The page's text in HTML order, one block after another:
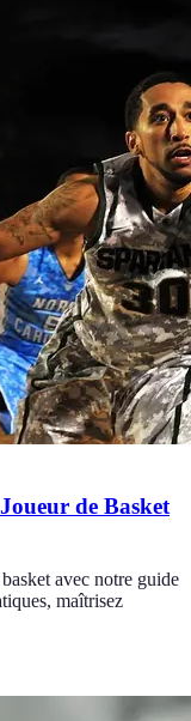
de Basket
avec notre guide
maîtrisez